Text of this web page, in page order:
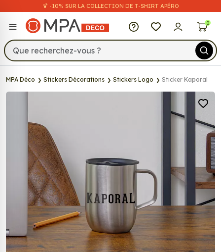
🍹 -10% SUR LA COLLECTION DE T-SHIRT APÉRO
MPA Déco 0
MPA Déco Stickers Décorations Stickers Logo Sticker Kaporal